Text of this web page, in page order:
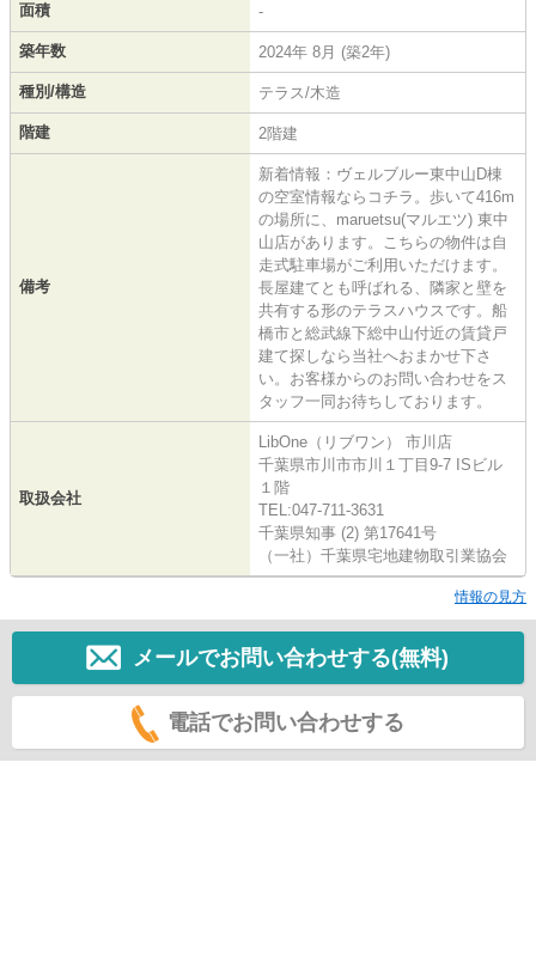
面積 -
築年数 2024年 8月 (築2年)
種別/構造 テラス/木造
階建 2階建
備考
新着情報：ヴェルブルー東中山D棟
の空室情報ならコチラ。歩いて416m
の場所に、maruetsu(マルエツ) 東中
山店があります。こちらの物件は自
走式駐車場がご利用いただけます。
長屋建てとも呼ばれる、隣家と壁を
共有する形のテラスハウスです。船
橋市と総武線下総中山付近の賃貸戸
建て探しなら当社へおまかせ下さ
い。お客様からのお問い合わせをス
タッフ一同お待ちしております。
取扱会社
LibOne（リブワン） 市川店
千葉県市川市市川１丁目9-7 ISビル
１階
TEL:047-711-3631
千葉県知事 (2) 第17641号
（一社）千葉県宅地建物取引業協会
情報の見方
メールでお問い合わせする(無料)
電話でお問い合わせする